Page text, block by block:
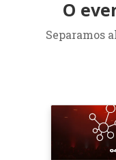
O
Separamos